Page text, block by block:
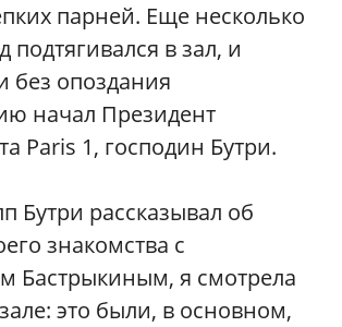
парней. Еще несколько
подтягивался в зал, и
без опоздания
начал Президент
Paris 1, господин Бутри.
Бутри рассказывал об
знакомства с
Бастрыкиным, я смотрела
это были, в основном,